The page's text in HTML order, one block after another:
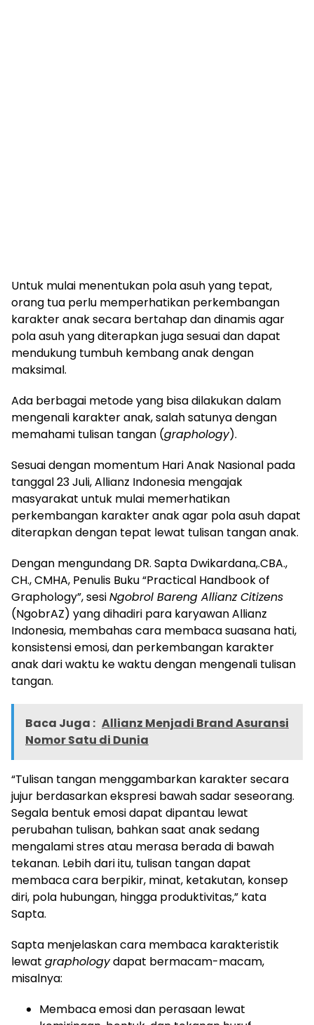
Untuk mulai menentukan pola asuh yang tepat,
orang tua perlu memperhatikan perkembangan
karakter anak secara bertahap dan dinamis agar
pola asuh yang diterapkan juga sesuai dan dapat
mendukung tumbuh kembang anak dengan
maksimal.
Ada berbagai metode yang bisa dilakukan dalam
mengenali karakter anak, salah satunya dengan
memahami tulisan tangan (graphology).
Sesuai dengan momentum Hari Anak Nasional pada
tanggal 23 Juli, Allianz Indonesia mengajak
masyarakat untuk mulai memerhatikan
perkembangan karakter anak agar pola asuh dapat
diterapkan dengan tepat lewat tulisan tangan anak.
Dengan mengundang DR. Sapta Dwikardana,.CBA.,
CH., CMHA, Penulis Buku “Practical Handbook of
Graphology”, sesiNgobrol Bareng Allianz Citizens
(NgobrAZ) yang dihadiri para karyawan Allianz
Indonesia, membahas cara membaca suasana hati,
konsistensi emosi, dan perkembangan karakter
anak dari waktu ke waktu dengan mengenali tulisan
tangan.
Baca Juga : Allianz Menjadi Brand Asuransi
Nomor Satu di Dunia
“Tulisan tangan menggambarkan karakter secara
jujur berdasarkan ekspresi bawah sadar seseorang.
Segala bentuk emosi dapat dipantau lewat
perubahan tulisan, bahkan saat anak sedang
mengalami stres atau merasa berada di bawah
tekanan. Lebih dari itu, tulisan tangan dapat
membaca cara berpikir, minat, ketakutan, konsep
diri, pola hubungan, hingga produktivitas,” kata
Sapta.
Sapta menjelaskan cara membaca karakteristik
lewat graphologydapat bermacam-macam,
misalnya:
Membaca emosi dan perasaan lewat